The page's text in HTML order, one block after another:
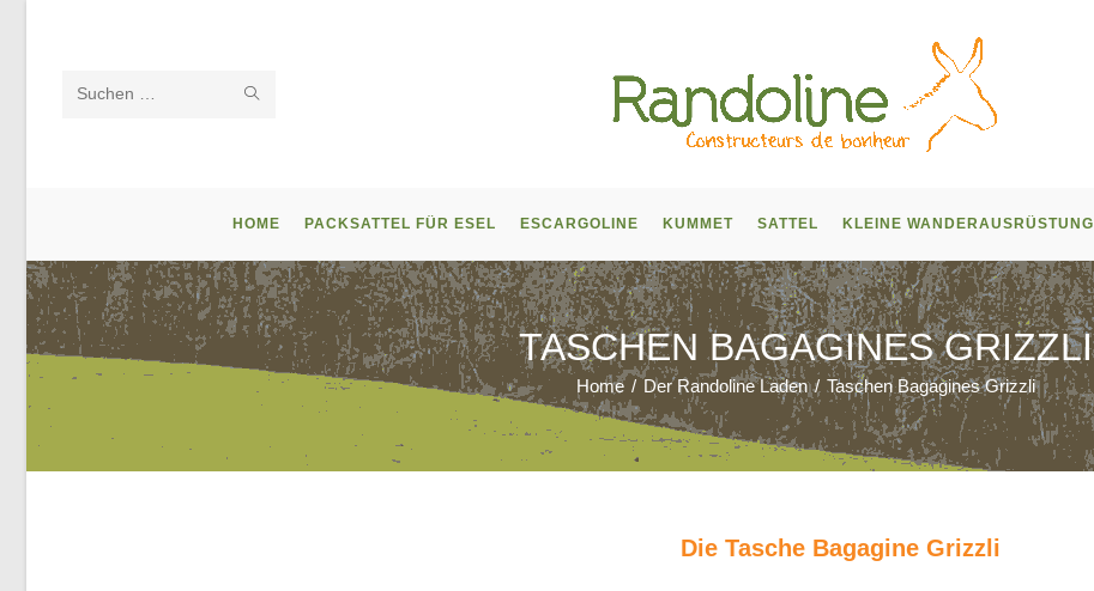
Diese
HOME PACKSATTEL FÜR ESEL ESCARGOLINE KUMMET SATTEL KLEINE WANDERAUSRÜSTUNG
TASCHEN BAGAGINES GRIZZLI
Home / Der Randoline Laden / Taschen Bagagines Grizzli
Die Tasche Bagagine Grizzli